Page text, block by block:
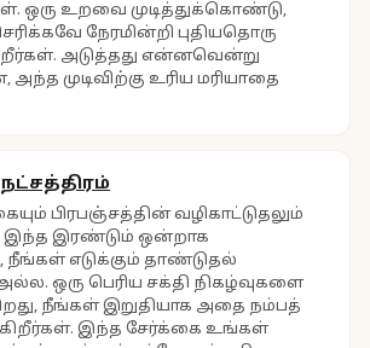
ஒரு உறவை முடித்துக்கொண்டு,
நேரமின்றி புதியதொரு
அடுத்தது என்னவென்று
அந்த முடிவிற்கு உரிய மரியாதை
நட்சத்திரம்
பிரபஞ்சத்தின் வழிகாட்டுதலும்
இந்த இரண்டும் ஒன்றாக
எடுக்கும் தாண்டுதல்
ஒரு பெரிய சக்தி நிகழ்வுகளை
நீங்கள் இறுதியாக அதை நம்பத்
இந்த சேர்க்கை உங்கள்